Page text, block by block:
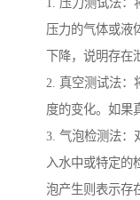
1. 压力测试法：
压力的气体或液
下降，说明存在
2. 真空测试法：
度的变化。如果
3. 气泡检测法：
入水中或特定的
泡产生则表示存